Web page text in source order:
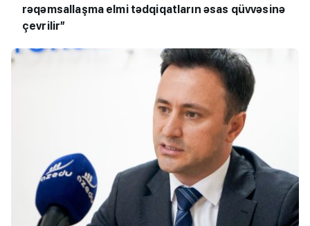
rəqəmsallaşma elmi tədqiqatların əsas qüvvəsinə
çevrilir”